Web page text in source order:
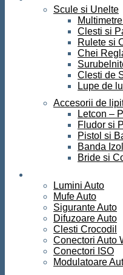
Scule si Unelte
Clesti si
Rulete si
Chei
Clesti de
Lupe de
Accesorii de
Letcon –
Fludor si
Pistol si
Banda
Bride si
Lumini Auto
Mufe Auto
Sigurante Auto
Difuzoare Auto
Clesti Crocodil
Conectori Auto
Conectori ISO
Modulatoare